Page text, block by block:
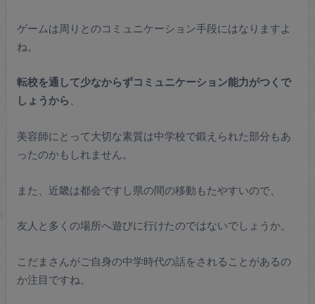
ゲームは周りとのコミュニケーション手段にはなりますよ
ね。
転校を通して少なからずコミュニケーション能力がつくで
しょうから
美容師にとって大切な素質は中学校で鍛えられた部分もあ
ったのかもしれません。
また、近畿は都会ですし県の間の移動もたやすいので、
友人と多くの場所へ遊びに行けたのではないでしょうか。
こだまさんがご自身の中学時代の話をされることがあるの
か注目ですね。